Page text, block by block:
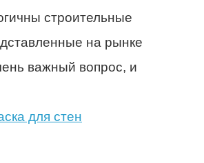
строительные
на рынке
важный вопрос, и